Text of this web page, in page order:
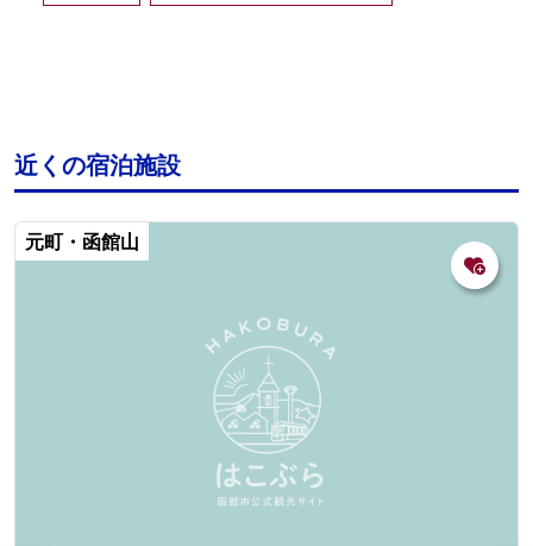
近くの宿泊施設
元町・函館山